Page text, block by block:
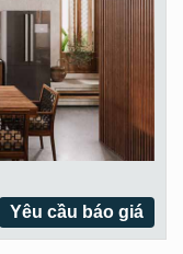
Yêu cầu báo giá